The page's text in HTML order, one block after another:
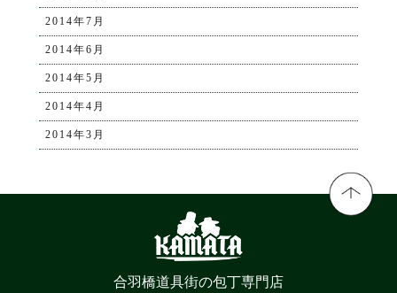
2014年7月
2014年6月
2014年5月
2014年4月
2014年3月
合羽橋道具街の包丁専門店